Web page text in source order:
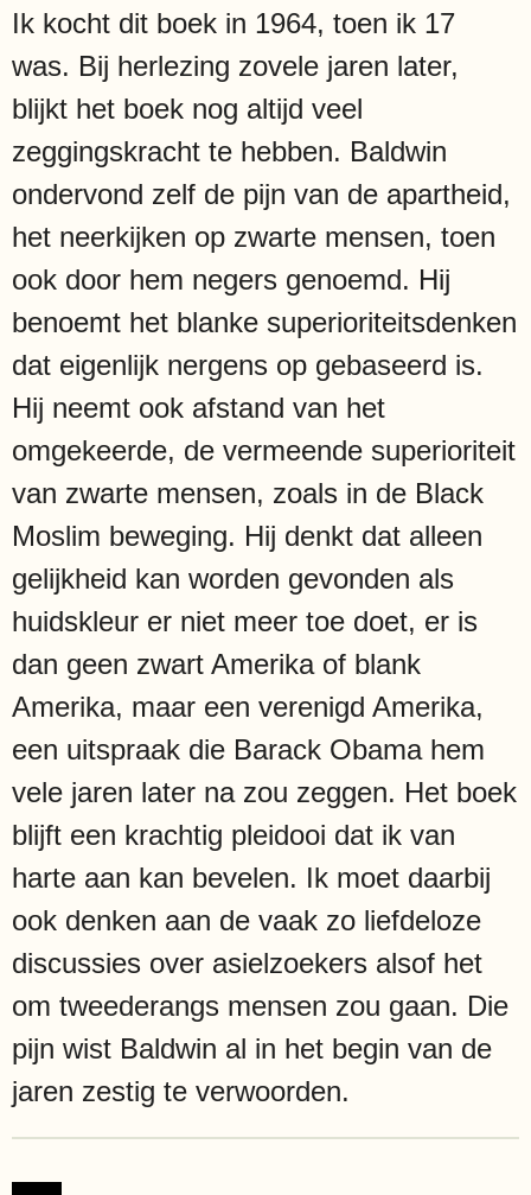
Ik kocht dit boek in 1964, toen ik 17
was. Bij herlezing zovele jaren later,
blijkt het boek nog altijd veel
zeggingskracht te hebben. Baldwin
ondervond zelf de pijn van de apartheid,
het neerkijken op zwarte mensen, toen
ook door hem negers genoemd. Hij
benoemt het blanke superioriteitsdenken
dat eigenlijk nergens op gebaseerd is.
Hij neemt ook afstand van het
omgekeerde, de vermeende superioriteit
van zwarte mensen, zoals in de Black
Moslim beweging. Hij denkt dat alleen
gelijkheid kan worden gevonden als
huidskleur er niet meer toe doet, er is
dan geen zwart Amerika of blank
Amerika, maar een verenigd Amerika,
een uitspraak die Barack Obama hem
vele jaren later na zou zeggen. Het boek
blijft een krachtig pleidooi dat ik van
harte aan kan bevelen. Ik moet daarbij
ook denken aan de vaak zo liefdeloze
discussies over asielzoekers alsof het
om tweederangs mensen zou gaan. Die
pijn wist Baldwin al in het begin van de
jaren zestig te verwoorden.